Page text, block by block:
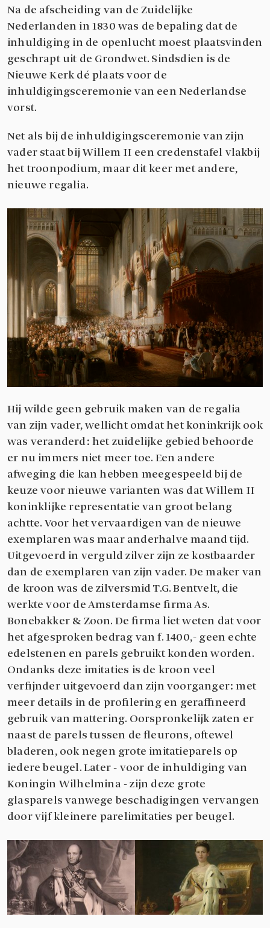
Na de afscheiding van de Zuidelijke
Nederlanden in 1830 was de bepaling dat de
inhuldiging in de openlucht moest plaatsvinden
geschrapt uit de Grondwet. Sindsdien is de
Nieuwe Kerk dé plaats voor de
inhuldigingsceremonie van een Nederlandse
vorst.
Net als bij de inhuldigingsceremonie van zijn
vader staat bij Willem II een credenstafel vlakbij
het troonpodium, maar dit keer met andere,
nieuwe regalia.
Hij wilde geen gebruik maken van de regalia
van zijn vader, wellicht omdat het koninkrijk ook
was veranderd: het zuidelijke gebied behoorde
er nu immers niet meer toe. Een andere
afweging die kan hebben meegespeeld bij de
keuze voor nieuwe varianten was dat Willem II
koninklijke representatie van groot belang
achtte. Voor het vervaardigen van de nieuwe
exemplaren was maar anderhalve maand tijd.
Uitgevoerd in verguld zilver zijn ze kostbaarder
dan de exemplaren van zijn vader. De maker van
de kroon was de zilversmid T.G. Bentvelt, die
werkte voor de Amsterdamse firma As.
Bonebakker & Zoon. De firma liet weten dat voor
het afgesproken bedrag van f. 1400,- geen echte
edelstenen en parels gebruikt konden worden.
Ondanks deze imitaties is de kroon veel
verfijnder uitgevoerd dan zijn voorganger: met
meer details in de profilering en geraffineerd
gebruik van mattering. Oorspronkelijk zaten er
naast de parels tussen de fleurons, oftewel
bladeren, ook negen grote imitatieparels op
iedere beugel. Later - voor de inhuldiging van
Koningin Wilhelmina - zijn deze grote
glasparels vanwege beschadigingen vervangen
door vijf kleinere parelimitaties per beugel.